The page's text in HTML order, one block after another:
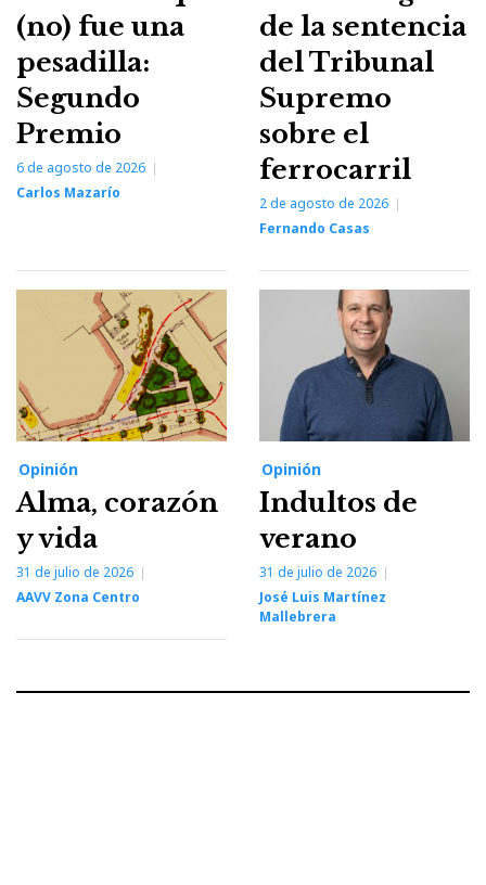
(no) fue una
pesadilla:
Segundo
Premio
6 de agosto de 2026
Carlos Mazarío
de la sentencia
del Tribunal
Supremo
sobre el
ferrocarril
2 de agosto de 2026
Fernando Casas
Opinión
Alma, corazón
y vida
31 de julio de 2026
AAVV Zona Centro
Opinión
Indultos de
verano
31 de julio de 2026
José Luis Martínez
Mallebrera